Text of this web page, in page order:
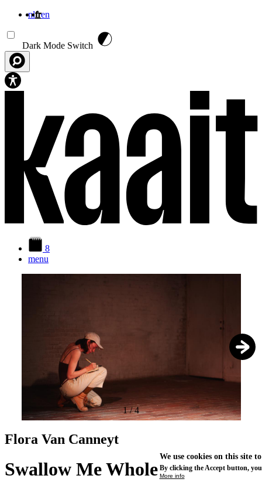
nlfren
Dark Mode Switch
8
menu
1/4
Flora Van Canneyt
Swallow Me Whole
We use cookies on this site
By clicking the Accept button,
More info